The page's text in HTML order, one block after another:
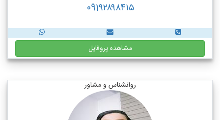
091۹۲۸۹۸۴۱۵
مشاهده پروفایل
روانشناس و مشاور